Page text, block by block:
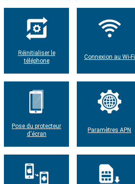
Réinitialiser le
téléphone
Connexion au Wi-Fi
Pose du protecteur
d'écran
Paramètres APN